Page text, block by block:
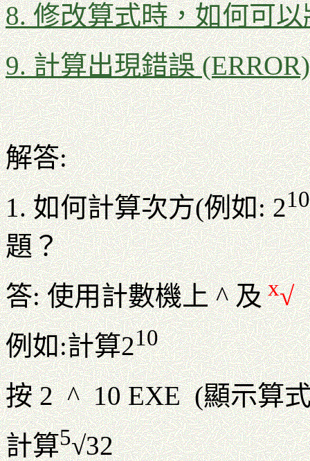
8. 修改算式時，如何可
9. 計算出現錯誤
解答:
1. 如何計算次方(例如: 210
題？
答: 使用計數機上 ^ 及 x√
例如:計算210
按 2 ^ 10 EXE (顯示算
計算5√32